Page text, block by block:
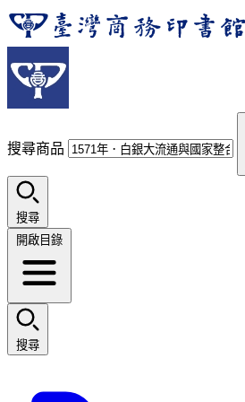
搜尋商品
搜尋
開啟目錄
搜尋